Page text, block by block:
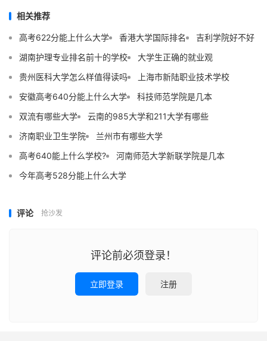
相关推荐
高考622分能上什么大学 香港大学国际排名
吉利学院好不好
湖南护理专业排名前十的学校
大学生正确的就业观
贵州医科大学怎么样值得读吗
上海市新陆职业技术学校
安徽高考640分能上什么大学
科技师范学院是几本
双流有哪些大学
云南的985大学和211大学有哪些
济南职业卫生学院
兰州市有哪些大学
高考640能上什么学校?
河南师范大学新联学院是几本
今年高考528分能上什么大学
评论 抢沙发
评论前必须登录！
立即登录 注册